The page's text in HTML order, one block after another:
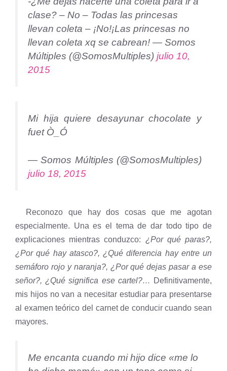
clase? – No – Todas las princesas
llevan coleta – ¡No!¡Las princesas no
llevan coleta xq se cabrean! — Somos
Múltiples (@SomosMultiples) julio 10,
2015
Mi hija quiere desayunar chocolate y
fuet Ò_Ó
— Somos Múltiples (@SomosMultiples)
julio 18, 2015
Reconozo que hay dos cosas que me agotan
especialmente. Una es el tema de dar todo tipo de
explicaciones mientras conduzco: ¿Por qué paras?,
¿Por qué hay atasco?, ¿Qué diferencia hay entre un
semáforo rojo y naranja?, ¿Por qué dejas pasar a ese
señor?, ¿Qué significa ese cartel?… Definitivamente,
mis hijos no van a necesitar estudiar para presentarse
al examen teórico del carnet de conducir cuando sean
mayores.
Me encanta cuando mi hijo dice «me lo